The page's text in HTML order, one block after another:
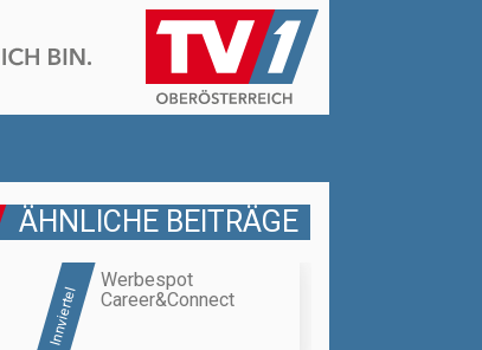
ÄHNLICHE BEITRÄGE
Innviertel
Werbespot
Career&Connect